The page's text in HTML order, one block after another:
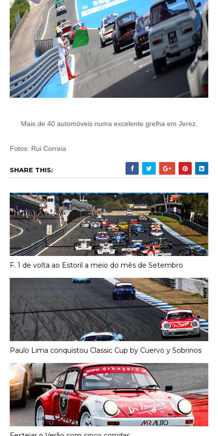
Mais de 40 automóveis numa excelente grelha em Jerez.
Fotos: Rui Correia
SHARE THIS:
F. 1 de volta ao Estoril a meio do mês de Setembro
Paulo Lima conquistou Classic Cup by Cuervo y Sobrinos